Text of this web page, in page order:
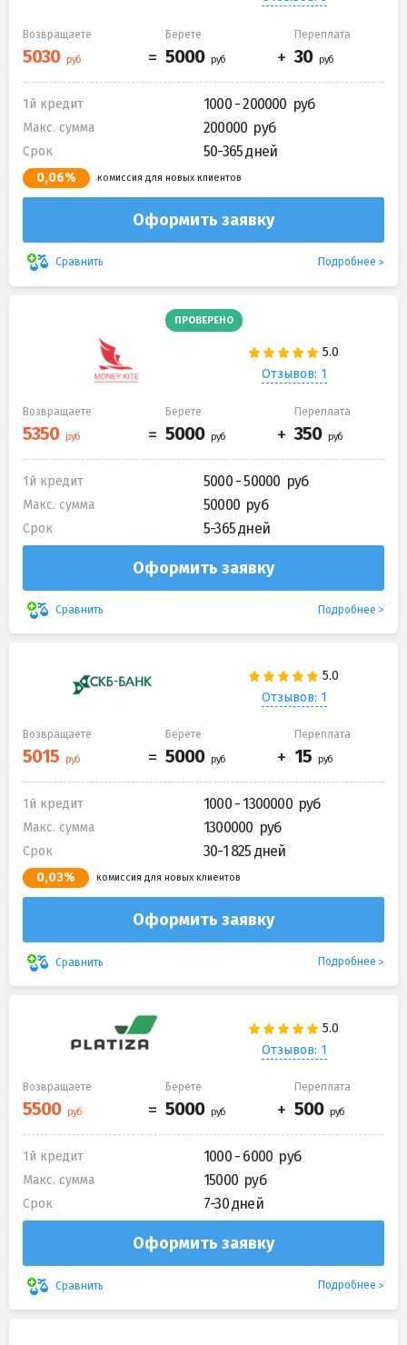
Возвращаете Берете Переплата
1й кредит 1000 - 200000
Макс. сумма 200000
Срок 50-365 дней
0,06% комиссия для новых клиентов
Оформить заявку
Сравнить Подробнее
ПРОВЕРЕНО
Отзывов: 1
Возвращаете Берете Переплата
1й кредит 5000 - 50000
Макс. сумма 50000
Срок 5-365 дней
Оформить заявку
Сравнить Подробнее
Отзывов: 1
Возвращаете Берете Переплата
1й кредит 1000 - 1300000
Макс. сумма 1300000
Срок 30-1 825 дней
0,03% комиссия для новых клиентов
Оформить заявку
Сравнить Подробнее
Отзывов: 1
Возвращаете Берете Переплата
1й кредит 1000 - 6000
Макс. сумма 15000
Срок 7-30 дней
Оформить заявку
Сравнить Подробнее